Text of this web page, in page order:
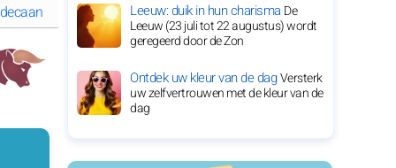
GEDETAILLEERDE HOROSKOOP van Stier
Leeuw: duik in hun charisma De
Leeuw (23 juli tot 22 augustus) wordt
geregeerd door de Zon
Ontdek uw kleur van de dagVersterk
uw zelfvertrouwen met de kleur van de
dag